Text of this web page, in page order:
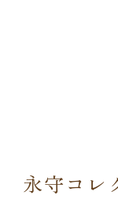
永守コレ